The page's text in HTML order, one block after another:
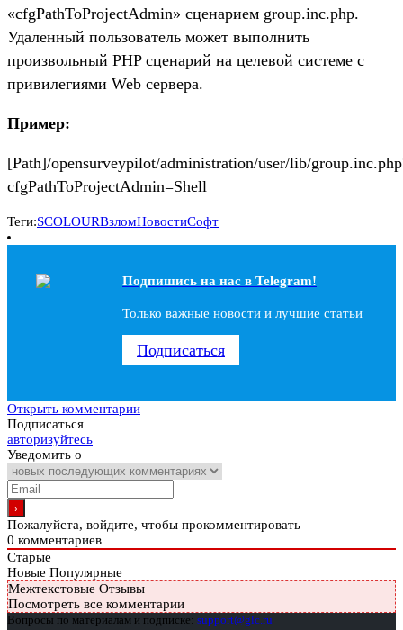
«cfgPathToProjectAdmin» сценарием group.inc.php.
Удаленный пользователь может выполнить
произвольный PHP сценарий на целевой системе с
привилегиями Web сервера.
Пример:
[Path]/opensurveypilot/administration/user/lib/
cfgPathToProjectAdmin=Shell
Теги:SCOLOURВзломНовостиСофт
Подпишись на наc в Telegram!
Только важные новости и лучшие статьи
Подписаться
Открыть комментарии
Подписаться
авторизуйтесь
Уведомить о
Пожалуйста, войдите, чтобы прокомментировать
0 комментариев
Старые
Новые Популярные
Межтекстовые Отзывы
Посмотреть все комментарии
Вопросы по материалам и подписке: support@glc.ru